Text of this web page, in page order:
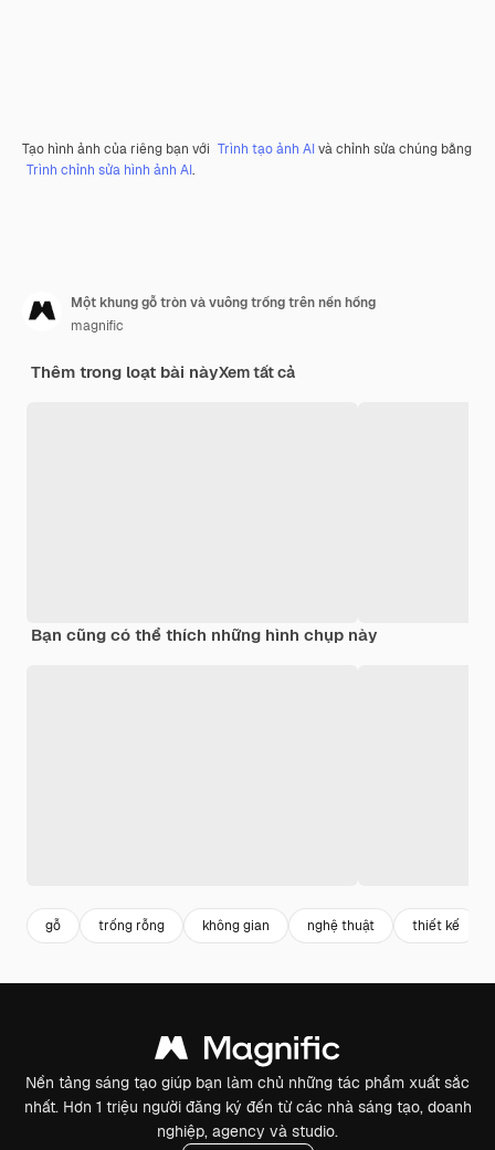
Tạo hình ảnh của riêng bạn với Trình tạo ảnh AIvà chỉnh sửa chúng bằng
Trình chỉnh sửa hình ảnh AI.
Một khung gỗ tròn và vuông trống trên nền hồng
magnific
Thêm trong loạt bài nàyXem tất cả
Bạn cũng có thể thích những hình chụp này
gỗ trống rỗng không gian nghệ thuật thiết kế
Nền tảng sáng tạo giúp bạn làm chủ những tác phẩm xuất sắc
nhất. Hơn 1 triệu người đăng ký đến từ các nhà sáng tạo, doanh
nghiệp, agency và studio.